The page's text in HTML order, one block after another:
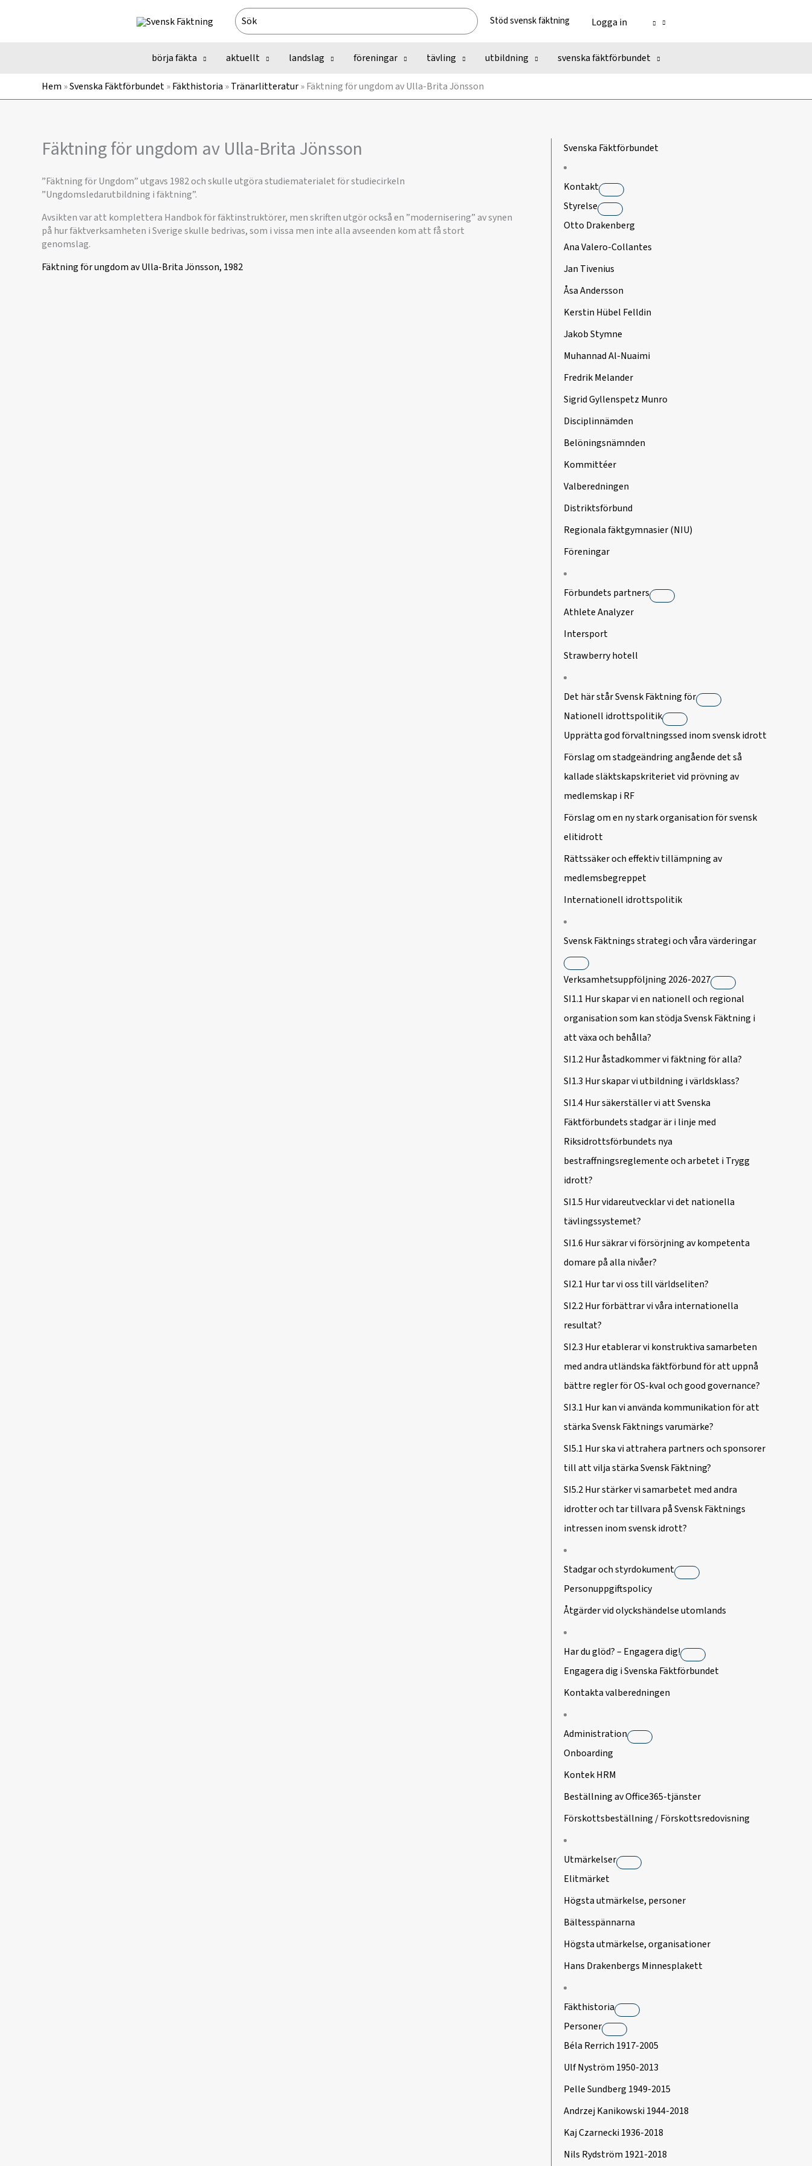
Search
for:
Stöd svensk fäktning Logga in
börja fäkta aktuellt landslag föreningar tävling utbildning svenska fäktförbundet
Hem »Svenska Fäktförbundet»Fäkthistoria »Tränarlitteratur»Fäktning för ungdom av Ulla-Brita Jönsson
Fäktning för ungdom av Ulla-Brita Jönsson
”Fäktning för Ungdom” utgavs 1982 och skulle utgöra studiematerialet för studiecirkeln
”Ungdomsledarutbildning i fäktning”.
Avsikten var att komplettera Handbok för fäktinstruktörer, men skriften utgör också en ”modernisering” av synen
på hur fäktverksamheten i Sverige skulle bedrivas, som i vissa men inte alla avseenden kom att få stort
genomslag.
Fäktning för ungdom av Ulla-Brita Jönsson, 1982
Svenska Fäktförbundet
Kontakt
Styrelse
Otto Drakenberg
Ana Valero-Collantes
Jan Tivenius
Åsa Andersson
Kerstin Hübel Felldin
Jakob Stymne
Muhannad Al-Nuaimi
Fredrik Melander
Sigrid Gyllenspetz Munro
Disciplinnämden
Belöningsnämnden
Kommittéer
Valberedningen
Distriktsförbund
Regionala fäktgymnasier (NIU)
Föreningar
Förbundets partners
Athlete Analyzer
Intersport
Strawberry hotell
Det här står Svensk Fäktning för
Nationell idrottspolitik
Upprätta god förvaltningssed inom svensk idrott
Förslag om stadgeändring angående det så
kallade släktskapskriteriet vid prövning av
medlemskap i RF
Förslag om en ny stark organisation för svensk
elitidrott
Rättssäker och effektiv tillämpning av
medlemsbegreppet
Internationell idrottspolitik
Svensk Fäktnings strategi och våra värderingar
Verksamhetsuppföljning 2026-2027
SI1.1 Hur skapar vi en nationell och regional
organisation som kan stödja Svensk Fäktning i
att växa och behålla?
SI1.2 Hur åstadkommer vi fäktning för alla?
SI1.3 Hur skapar vi utbildning i världsklass?
SI1.4 Hur säkerställer vi att Svenska
Fäktförbundets stadgar är i linje med
Riksidrottsförbundets nya
bestraffningsreglemente och arbetet i Trygg
idrott?
SI1.5 Hur vidareutvecklar vi det nationella
tävlingssystemet?
SI1.6 Hur säkrar vi försörjning av kompetenta
domare på alla nivåer?
SI2.1 Hur tar vi oss till världseliten?
SI2.2 Hur förbättrar vi våra internationella
resultat?
SI2.3 Hur etablerar vi konstruktiva samarbeten
med andra utländska fäktförbund för att uppnå
bättre regler för OS-kval och good governance?
SI3.1 Hur kan vi använda kommunikation för att
stärka Svensk Fäktnings varumärke?
SI5.1 Hur ska vi attrahera partners och sponsorer
till att vilja stärka Svensk Fäktning?
SI5.2 Hur stärker vi samarbetet med andra
idrotter och tar tillvara på Svensk Fäktnings
intressen inom svensk idrott?
Stadgar och styrdokument
Personuppgiftspolicy
Åtgärder vid olyckshändelse utomlands
Har du glöd? – Engagera dig!
Engagera dig i Svenska Fäktförbundet
Kontakta valberedningen
Administration
Onboarding
Kontek HRM
Beställning av Office365-tjänster
Förskottsbeställning / Förskottsredovisning
Utmärkelser
Elitmärket
Högsta utmärkelse, personer
Bältesspännarna
Högsta utmärkelse, organisationer
Hans Drakenbergs Minnesplakett
Fäkthistoria
Personer
Béla Rerrich 1917-2005
Ulf Nyström 1950-2013
Pelle Sundberg 1949-2015
Andrzej Kanikowski 1944-2018
Kaj Czarnecki 1936-2018
Nils Rydström 1921-2018